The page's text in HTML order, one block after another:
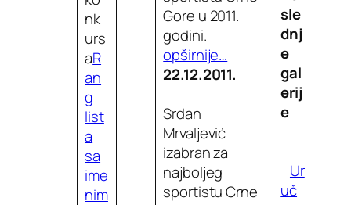
nk
urs
aR
an
g
list
a
sa
ime
nim
Gore u 2011.
godini.
opširnije…
22.12.2011.
Srđan
Mrvaljević
izabran za
najboljeg
sportistu Crne
sle
dnj
e
gal
erij
e
Ur
uč